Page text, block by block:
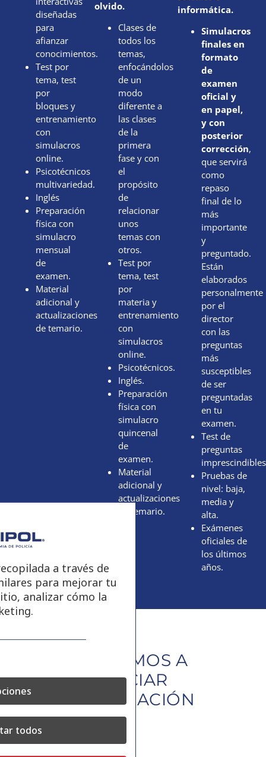
diseñadas
para
afianzar
conocimientos.
Test por
tema, test
por
bloques y
entrenamiento
con
simulacros
online.
Psicotécnicos
multivariedad.
Inglés
Preparación
física con
simulacro
mensual
de
examen.
Material
adicional y
actualizaciones
de temario.
olvido.
Clases de
todos los
temas,
enfocándolos
de un
modo
diferente a
las clases
de la
primera
fase y con
el
propósito
de
relacionar
unos
temas con
otros.
Test por
tema, test
por
materia y
entrenamiento
con
simulacros
online.
Psicotécnicos.
Inglés.
Preparación
física con
simulacro
quincenal
de
examen.
Material
adicional y
actualizaciones
de temario.
informática.
Simulacros
finales en
formato
de
examen
oficial y
en papel,
y con
posterior
corrección,
que servirá
como
repaso
final de lo
más
importante
y
preguntado.
Están
elaborados
personalmente
por el
director
con las
preguntas
más
susceptibles
de ser
preguntadas
en tu
examen.
Test de
preguntas
Pruebas de
nivel: baja,
media y
alta.
Exámenes
oficiales de
los últimos
años.
CÓMO VAMOS A
POTENCIAR
TU PREPARACIÓN
a través de
para mejorar tu
analizar cómo la
todos